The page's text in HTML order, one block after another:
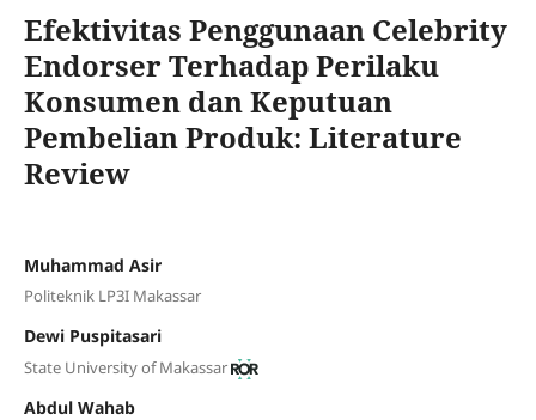
Efektivitas Penggunaan Celebrity
Endorser Terhadap Perilaku
Konsumen dan Keputuan
Pembelian Produk: Literature
Review
Muhammad Asir
Politeknik LP3I Makassar
Dewi Puspitasari
State University of Makassar
Abdul Wahab